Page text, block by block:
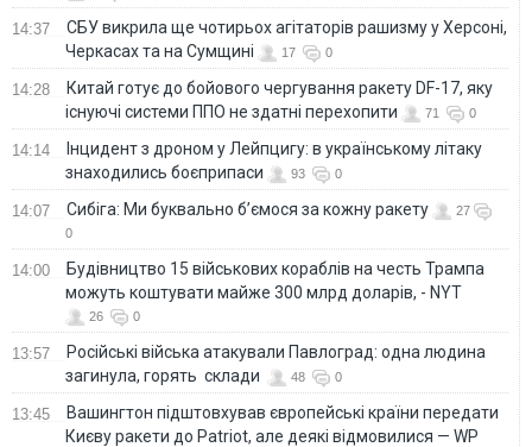
14:37
СБУ викрила ще чотирьох агітаторів рашизму у Херсоні,
Черкасах та на Сумщині
17 0
14:28
Китай готує до бойового чергування ракету DF-17, яку
існуючі системи ППО не здатні перехопити
71 0
14:14
Інцидент з дроном у Лейпцигу: в українському літаку
знаходились боєприпаси
93 0
14:07 Сибіга: Ми буквально б’ємося за кожну ракету
27
0
14:00
Будівництво 15 військових кораблів на честь Трампа
можуть коштувати майже 300 млрд доларів, - NYT
26 0
13:57
Російські війська атакували Павлоград: одна людина
загинула, горять склади
48 0
13:45
Вашингтон підштовхував європейські країни передати
Києву ракети до Patriot, але деякі відмовилися — WP